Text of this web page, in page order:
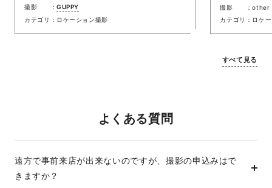
撮影
GUPPY
カテゴリ
ロケーション撮影
撮影
other
カテゴリ
ロケ
すべて見る
よくある質問
遠方で事前来店が出来ないのですが、撮影の申込みはで
きますか？